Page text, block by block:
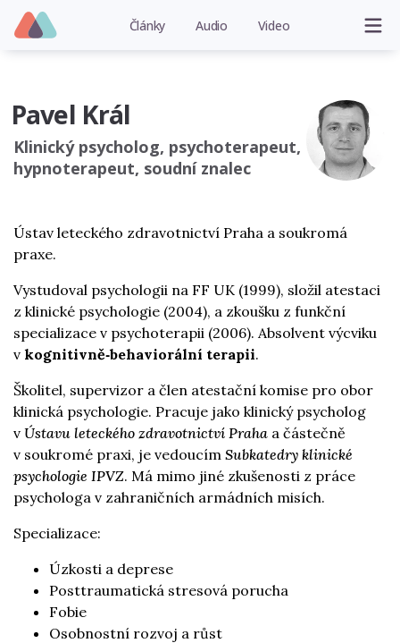
Články Audio Video
Pavel Král
Klinický psycholog, psychoterapeut,
hypnoterapeut, soudní znalec
Ústav leteckého zdravotnictví Praha a soukromá
praxe.
Vystudoval psychologii na FF UK (1999), složil atestaci
z klinické psychologie (2004), a zkoušku z funkční
specializace v psychoterapii (2006). Absolvent výcviku
v kognitivně‑behaviorální terapii.
Školitel, supervizor a člen atestační komise pro obor
klinická psychologie. Pracuje jako klinický psycholog
v Ústavu leteckého zdravotnictví Praha a částečně
v soukromé praxi, je vedoucím Subkatedry klinické
psychologie IPVZ. Má mimo jiné zkušenosti z práce
psychologa v zahraničních armádních misích.
Specializace:
Úzkosti a deprese
Posttraumatická stresová porucha
Fobie
Osobnostní rozvoj a růst